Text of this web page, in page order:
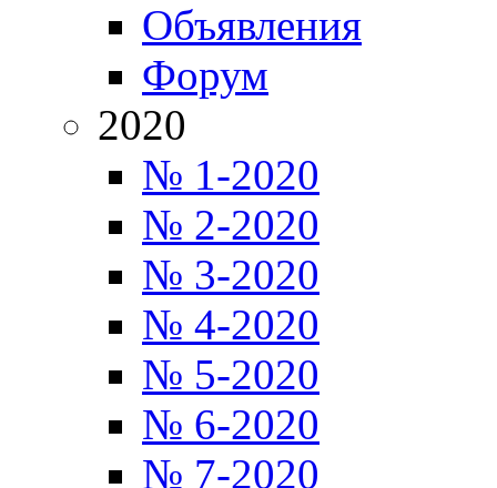
Объявления
Форум
2020
№ 1-2020
№ 2-2020
№ 3-2020
№ 4-2020
№ 5-2020
№ 6-2020
№ 7-2020